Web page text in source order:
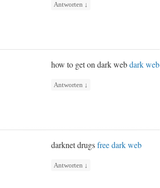
Antworten ↓
how to get on dark webdark
Antworten ↓
darknet drugsfree dark web
Antworten ↓